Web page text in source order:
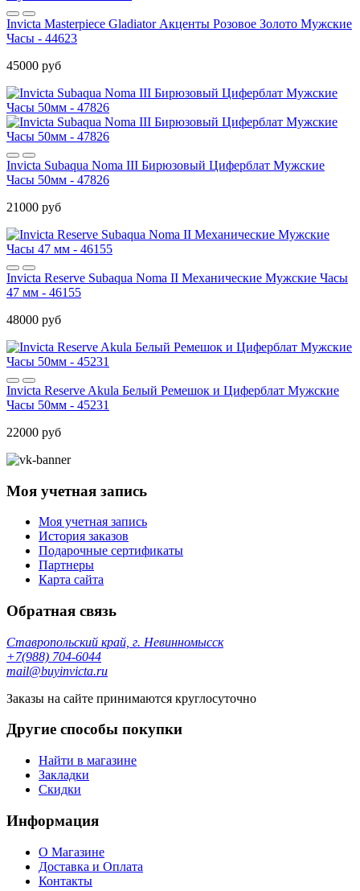
Invicta Masterpiece Gladiator Акценты Розовое Золото Мужские
Часы - 44623
45000 руб
Invicta Subaqua Noma III Бирюзовый Циферблат Мужские
Часы 50мм - 47826
21000 руб
Invicta Reserve Subaqua Noma II Механические Мужские Часы
47 мм - 46155
48000 руб
Invicta Reserve Akula Белый Ремешок и Циферблат Мужские
Часы 50мм - 45231
22000 руб
Моя учетная запись
Моя учетная запись
История заказов
Подарочные сертификаты
Партнеры
Карта сайта
Обратная связь
Ставропольский край, г. Невинномысск
+7(988) 704-6044
mail@buyinvicta.ru
Заказы на сайте принимаются круглосуточно
Другие способы покупки
Найти в магазине
Закладки
Скидки
Информация
О Магазине
Доставка и Оплата
Контакты